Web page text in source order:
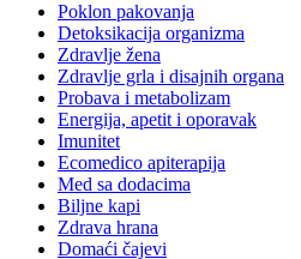
Poklon pakovanja
Detoksikacija organizma
Zdravlje žena
Zdravlje grla i disajnih organa
Probava i metabolizam
Energija, apetit i oporavak
Imunitet
Ecomedico apiterapija
Med sa dodacima
Biljne kapi
Zdrava hrana
Domaći čajevi